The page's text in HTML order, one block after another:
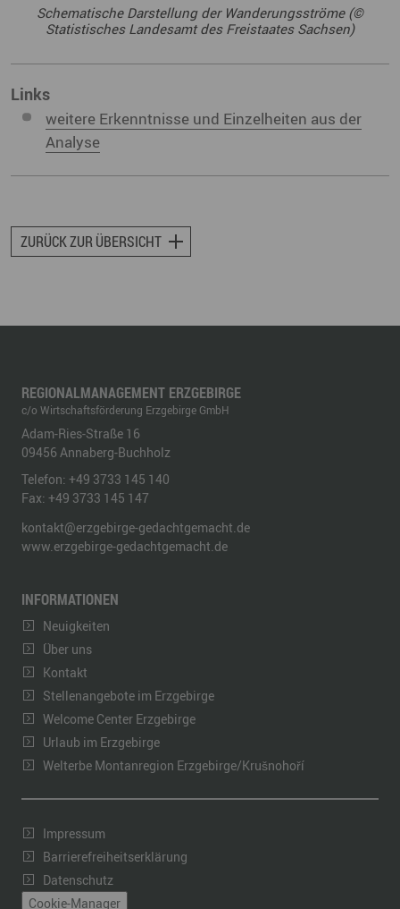
Schematische Darstellung der Wanderungsströme (©
Statistisches Landesamt des Freistaates Sachsen)
Links
weitere Erkenntnisse und Einzelheiten aus der
Analyse
ZURÜCK ZUR ÜBERSICHT
REGIONALMANAGEMENT ERZGEBIRGE
c/o Wirtschaftsförderung Erzgebirge GmbH
Adam-Ries-Straße 16
09456 Annaberg-Buchholz
Telefon: +49 3733 145 140
Fax: +49 3733 145 147
kontakt@erzgebirge-gedachtgemacht.de
www.erzgebirge-gedachtgemacht.de
INFORMATIONEN
Neuigkeiten
Über uns
Kontakt
Stellenangebote im Erzgebirge
Welcome Center Erzgebirge
Urlaub im Erzgebirge
Welterbe Montanregion Erzgebirge/Krušnohoří
Impressum
Barrierefreiheitserklärung
Datenschutz
Cookie-Manager